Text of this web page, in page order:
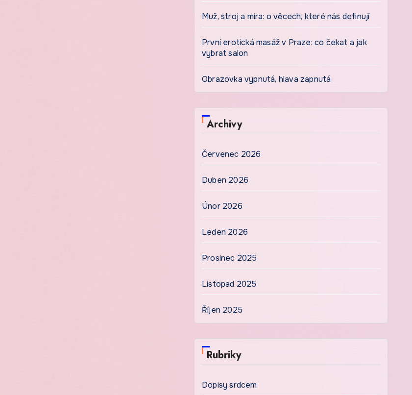
Muž, stroj a míra: o věcech, které nás definují
První erotická masáž v Praze: co čekat a jak
vybrat salon
Obrazovka vypnutá, hlava zapnutá
Archivy
Červenec 2026
Duben 2026
Únor 2026
Leden 2026
Prosinec 2025
Listopad 2025
Říjen 2025
Rubriky
Dopisy srdcem